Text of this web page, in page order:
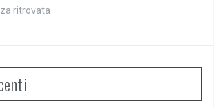
ritrovata